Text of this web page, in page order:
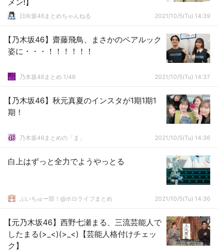
メン!】
日向坂46まとめちゃんねる 2021/10/5(Tu) 14:39
【乃木坂46】齋藤飛鳥、まさかのペアルック
姿に・・・！！！！！！
乃木坂46まとめ 1/46 2021/10/5(Tu) 14:37
【乃木坂46】秋元真夏のインスタが1期1期1
期！
乃木坂46まとめの「ま」 2021/10/5(Tu) 14:36
白上はずっと全力でようやっとる
ぶいちゅー部！@ホロライブまとめ 2021/10/5(Tu) 14:36
【元乃木坂46】西野七瀬まる、三流芸能人で
したまる(>_<)(>_<)【芸能人格付けチェッ
ク】